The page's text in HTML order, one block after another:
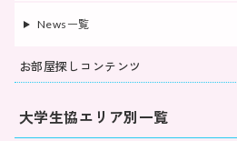
News一覧
お部屋探しコンテンツ
大学生協エリア別一覧